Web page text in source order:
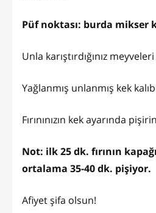
Püf noktası: burda mikser
Unla karıştırdığınız
Yağlanmış unlanmış kek
Fırınınızın kek ayarında
Not: ilk 25 dk. fırının
ortalama 35-40 dk. pişiyor.
Afiyet şifa olsun!